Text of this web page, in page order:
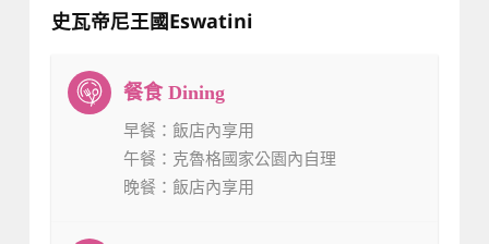
史瓦帝尼王國Eswatini
早餐 ：飯店內享用
午餐 ：克魯格國家公園內自理
晚餐 ：飯店內享用